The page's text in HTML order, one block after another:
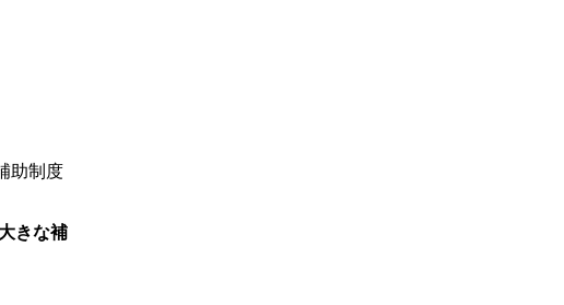
助制度
きな補